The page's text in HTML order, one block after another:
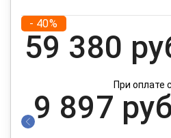
- 40%
59 380
При оплате
9 897